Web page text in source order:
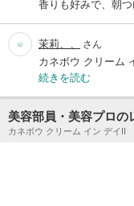
香りも好みで、朝つ
茉莉、、 さん
カネボウ クリーム
続きを読む
美容部員・美容プロの
カネボウ クリーム イン デイII